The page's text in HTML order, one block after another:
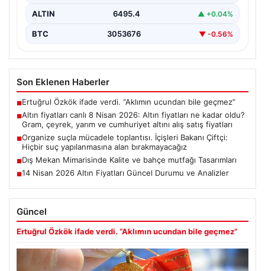
ALTIN 6495.4 ▲ +0.04%
BTC 3053676 ▼ -0.56%
Son Eklenen Haberler
■Ertuğrul Özkök ifade verdi. “Aklımın ucundan bile geçmez”
■Altın fiyatları canlı 8 Nisan 2026: Altın fiyatları ne kadar oldu?
Gram, çeyrek, yarım ve cumhuriyet altını alış satış fiyatları
■Organize suçla mücadele toplantısı. İçişleri Bakanı Çiftçi:
Hiçbir suç yapılanmasına alan bırakmayacağız
■Dış Mekan Mimarisinde Kalite ve bahçe mutfağı Tasarımları
■14 Nisan 2026 Altın Fiyatları Güncel Durumu ve Analizler
Güncel
Ertuğrul Özkök ifade verdi. “Aklımın ucundan bile geçmez”